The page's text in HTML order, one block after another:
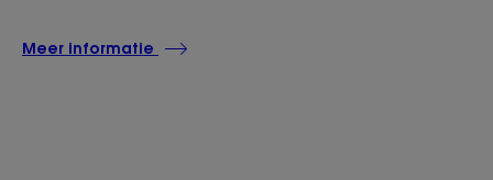
Meer informatie